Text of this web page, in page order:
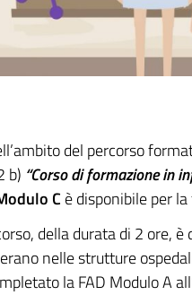
del percorso
b) “Corso di formazione in
C è disponibile per
della durata di 2 ore,
nelle strutture
la FAD Modulo A